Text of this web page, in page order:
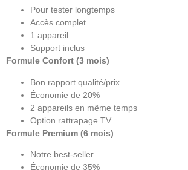
Pour tester longtemps
Accès complet
1 appareil
Support inclus
Formule Confort (3 mois)
Bon rapport qualité/prix
Économie de 20%
2 appareils en même temps
Option rattrapage TV
Formule Premium (6 mois)
Notre best-seller
Économie de 35%